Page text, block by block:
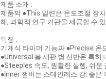
제품 소개 :
제품의 ●This 일련은 온도조절 장
해, 과학적 연구 기관을 제공할 수
특징 :
기계식 타이머 기능과 ●Precise 온
●Universal 봄 재판 병 선반은 특히
●Steeples 속도, 원활한 실행, 쉬운
●Inner 챔버는 스테인레스 강, 좋은